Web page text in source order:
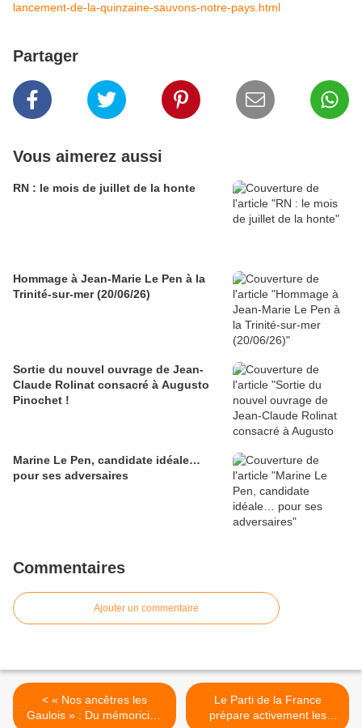
lancement-de-la-quinzaine-sauvons-notre-pays.html
Partager
Vous aimerez aussi
RN : le mois de juillet de la honte
Hommage à Jean-Marie Le Pen à la
Trinité-sur-mer (20/06/26)
Sortie du nouvel ouvrage de Jean-
Claude Rolinat consacré à Augusto
Pinochet !
Marine Le Pen, candidate idéale…
pour ses adversaires
Commentaires
Ajouter un commentaire
< « Nos ancêtres les
Gaulois » : Du mémoricide
Le Parti de la France
prépare activement les